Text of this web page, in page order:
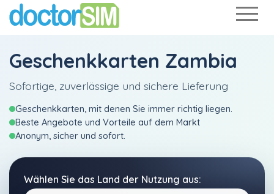
Geschenkkarten Zambia
Sofortige, zuverlässige und sichere Lieferung
Geschenkkarten, mit denen Sie immer richtig liegen.
Beste Angebote und Vorteile auf dem Markt
Anonym, sicher und sofort.
Wählen Sie das Land der Nutzung aus: